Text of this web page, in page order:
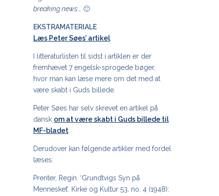
breaking news… 🙂
EKSTRAMATERIALE
Læs Peter Søes’ artikel.
I litteraturlisten til sidst i artiklen er der
fremhævet 7 engelsk-sprogede bøger,
hvor man kan læse mere om det med at
være skabt i Guds billede.
Peter Søes har selv skrevet en artikel på
dansk om at være skabt i Guds billede til
MF-bladet.
Derudover kan følgende artikler med fordel
læses:
Prenter, Regin. ‘Grundtvigs Syn på
Mennesket’. Kirke og Kultur 53, no. 4 (1948):